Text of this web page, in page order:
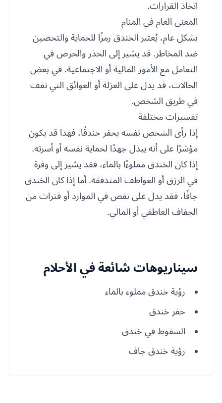
اتخاذ القرارات.
المعنى العام في المنام
بشكل عام، يُعتبر الخندق رمزًا للحماية والتحصين
ضد المخاطر. قد يشير إلى الحذر والحرص في
التعامل مع الأمور المالية أو الاجتماعية. في بعض
الحالات، قد يدل على العزلة أو العوائق التي تقف
في طريق الشخص.
تفسيرات مختلفة
إذا رأى الشخص نفسه يحفر خندقًا، فهذا قد يكون
مؤشرًا على أنه يبذل جهدًا لحماية نفسه أو أسرته.
إذا كان الخندق مملوءًا بالماء، فقد يشير إلى وفرة
في الرزق أو العواطف المتدفقة. أما إذا كان الخندق
جافًا، فقد يدل على نقص في الموارد أو فترات من
الجفاف العاطفي أو المالي.
سيناريوهات شائعة في الأحلام
رؤية خندق مملوء بالماء
حفر خندق
السقوط في خندق
رؤية خندق جاف